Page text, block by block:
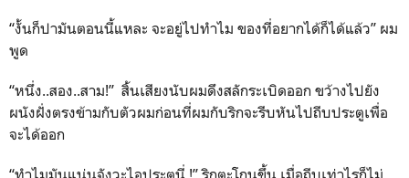
“งั้นก็ปามันตอนนี้แหละ จะอยู่ไปทำไม ของที่อยากได้ก็ได้แล้ว” ผม
พูด
“หนึ่ง..สอง..สาม!” สิ้นเสียงนับผมดึงสลักระเบิดออก ขว้างไปยัง
ผนังฝั่งตรงข้ามกับตัวผมก่อนที่ผมกับริกจะรีบหันไปถีบประตูเพื่อ
จะได้ออก
“ทำไมมันแน่นจังวะไอประตูนี่ !” ริกตะโกนขึ้น เมื่อถีบเท่าไรก็ไม่